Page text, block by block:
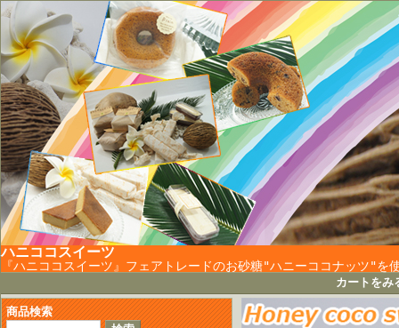
ハニココスイーツ
『ハニココスイーツ』フェアトレードのお砂糖"ハニーココナッツ"を
カートをみ
商品検索